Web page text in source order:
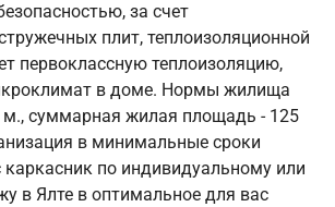
за счет
плит, теплоизоляционной
первоклассную теплоизоляцию,
в доме. Нормы жилища
м., суммарная жилая площадь - 125
в минимальные сроки
каркасник по индивидуальному или
в Ялте в оптимальное для вас